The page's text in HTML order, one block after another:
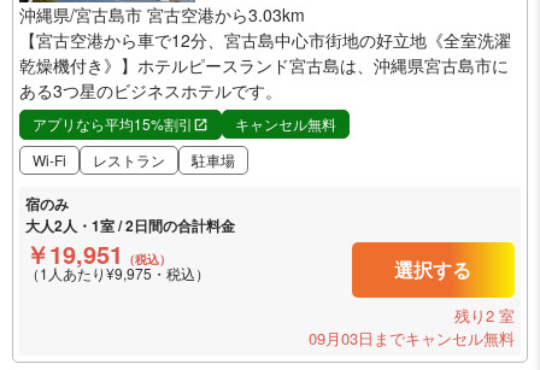
沖縄県/宮古島市 宮古空港から3.03km
【宮古空港から車で12分、宮古島中心市街地の好立地《全室洗濯
乾燥機付き》】ホテルピースランド宮古島は、沖縄県宮古島市に
ある3つ星のビジネスホテルです。
アプリなら平均15%割引
キャンセル無料
Wi-Fi
レストラン 駐車場
宿のみ
大人2人・1室 / 2日間の合計料金
￥19,951 （税込）
（1人あたり¥9,975・税込） 選択する
残り2 室
09月03日までキャンセル無料